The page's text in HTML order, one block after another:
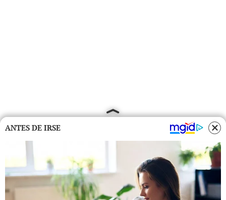
ANTES DE IRSE